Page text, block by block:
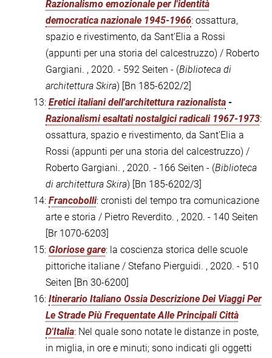
Razionalismo emozionale per l'identità
democratica nazionale 1945-1966: ossattura,
spazio e rivestimento, da Sant'Elia a Rossi
(appunti per una storia del calcestruzzo) / Roberto
Gargiani. , 2020. - 592 Seiten - (Biblioteca di
architettura Skira) [Bn 185-6202/2]
13: Eretici italiani dell'architettura razionalista -
Razionalismi esaltati nostalgici radicali 1967-1973:
ossattura, spazio e rivestimento, da Sant'Elia a
Rossi (appunti per una storia del calcestruzzo) /
Roberto Gargiani. , 2020. - 166 Seiten - (Biblioteca
di architettura Skira) [Bn 185-6202/3]
14: Francobolli: cronisti del tempo tra comunicazione
arte e storia / Pietro Reverdito. , 2020. - 140 Seiten
[Br 1070-6203]
15: Gloriose gare: la coscienza storica delle scuole
pittoriche italiane / Stefano Pierguidi. , 2020. - 510
Seiten [Bn 30-6200]
16: Itinerario Italiano Ossia Descrizione Dei Viaggi Per
Le Strade Più Frequentate Alle Principali Città
D'Italia: Nel quale sono notate le distanze in poste,
in miglia, in ore e minuti; sono indicati gli oggetti